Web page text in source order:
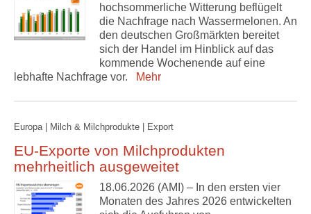
hochsommerliche Witterung beflügelt
die Nachfrage nach Wassermelonen. An
den deutschen Großmärkten bereitet
sich der Handel im Hinblick auf das
kommende Wochenende auf eine
lebhafte Nachfrage vor.
Mehr
Europa | Milch & Milchprodukte | Export
EU-Exporte von Milchprodukten
mehrheitlich ausgeweitet
18.06.2026 (AMI) – In den ersten vier
Monaten des Jahres 2026 entwickelten